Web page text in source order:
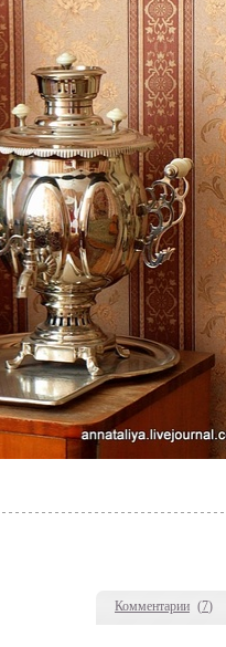
Комментарии (7)